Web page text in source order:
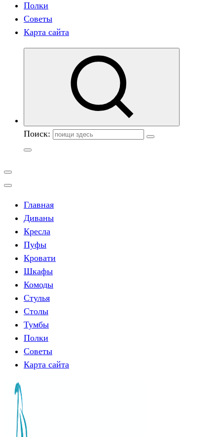
Полки
Советы
Карта сайта
Поиск:
Главная
Диваны
Кресла
Пуфы
Кровати
Шкафы
Комоды
Стулья
Столы
Тумбы
Полки
Советы
Карта сайта